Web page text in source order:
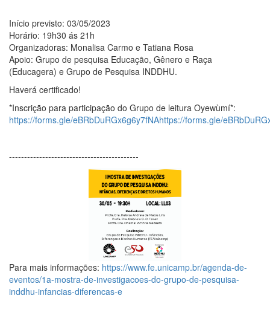
Início previsto: 03/05/2023
Horário: 19h30 ás 21h
Organizadoras: Monalisa Carmo e Tatiana Rosa
Apoio: Grupo de pesquisa Educação, Gênero e Raça
(Educagera) e Grupo de Pesquisa INDDHU.
Haverá certificado!
*Inscrição para participação do Grupo de leitura Oyewùmí*:
https://forms.gle/eBRbDuRGx6g6y7fNAhttps://forms.gle/
--------‐----------------------------------
Para mais informações: https://www.fe.unicamp.br/agenda-de-
eventos/1a-mostra-de-investigacoes-do-grupo-de-pesquisa-
inddhu-infancias-diferencas-e